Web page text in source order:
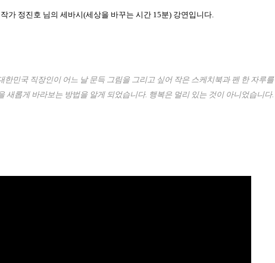
작가 정진호 님의 세바시(세상을 바꾸는 시간 15분) 강연입니다.
한민국 직장인이 어느 날 문득 그림을 그리고 싶어 작은 스케치북과 펜 한 자루
새롭게 바라보는 방법을 알게 되었습니다. 행복은 멀리 있는 것이 아니었습니